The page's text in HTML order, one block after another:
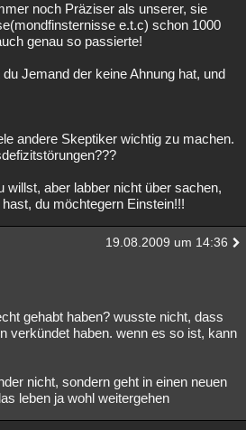
noch Präziser als unserer, sie
e.t.c) schon 1000
genau so passierte!
Jemand der keine Ahnung hat, und
andere Skeptiker wichtig zu machen.
willst, aber labber nicht über sachen,
du möchtegern Einstein!!!
19.08.2009 um 14:36
gehabt haben? wusste nicht, dass
verkündet haben. wenn es so ist, kann
nicht, sondern geht in einen neuen
leben ja wohl weitergehen